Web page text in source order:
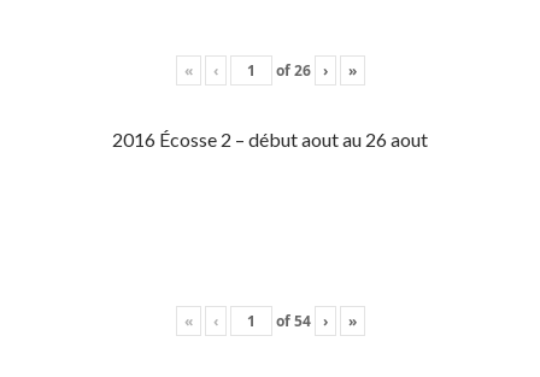
« ‹ of26 › »
2016 Écosse 2 – début aout au 26 aout
« ‹ of54 › »